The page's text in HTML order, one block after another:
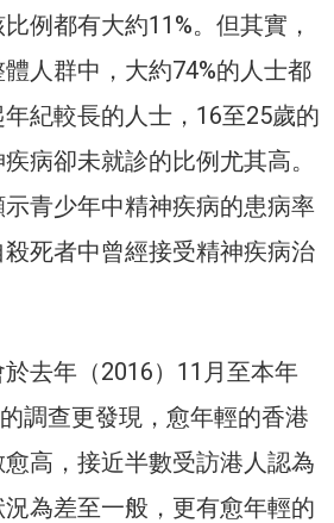
例都有大約11%。但其實，
人群中，大約74%的人士都
紀較長的人士，16至25歲的
病卻未就診的比例尤其高。
青少年中精神疾病的患病率
死者中曾經接受精神疾病治
去年（2016）11月至本年
調查更發現，愈年輕的香港
高，接近半數受訪港人認為
為差至一般，更有愈年輕的